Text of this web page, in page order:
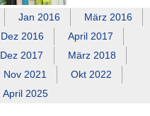
Jan 2016
März 2016
Dez 2016
April 2017
Dez 2017
März 2018
Nov 2021
Okt 2022
April 2025